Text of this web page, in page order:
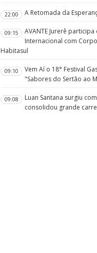
22:00 A Retomada da
09:15
AVANTE Jurerê
Internacional com
Habitasul
09:10
Vem Aí o 18° Festival
"Sabores do Sertão ao
09:08
Luan Santana surgiu
consolidou grande